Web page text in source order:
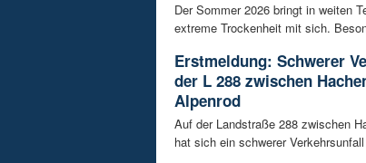
Der Sommer 2026 bringt in weiten
extreme Trockenheit mit sich.
Erstmeldung: Schwerer
der L 288 zwischen
Alpenrod
Auf der Landstraße 288 zwischen
hat sich ein schwerer